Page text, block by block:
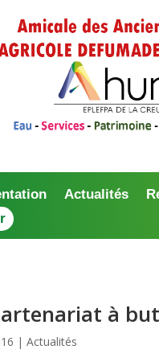
Actualités
à
|Actualités